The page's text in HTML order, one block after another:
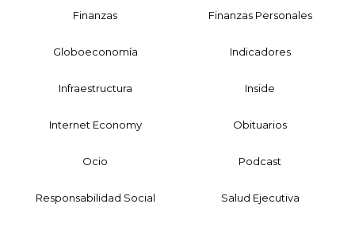
Finanzas Finanzas Personales
Globoeconomía Indicadores
Infraestructura Inside
Internet Economy Obituarios
Ocio Podcast
Responsabilidad Social Salud Ejecutiva